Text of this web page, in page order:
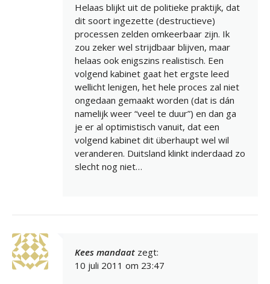
Helaas blijkt uit de politieke praktijk, dat
dit soort ingezette (destructieve)
processen zelden omkeerbaar zijn. Ik
zou zeker wel strijdbaar blijven, maar
helaas ook enigszins realistisch. Een
volgend kabinet gaat het ergste leed
wellicht lenigen, het hele proces zal niet
ongedaan gemaakt worden (dat is dán
namelijk weer “veel te duur”) en dan ga
je er al optimistisch vanuit, dat een
volgend kabinet dit überhaupt wel wil
veranderen. Duitsland klinkt inderdaad zo
slecht nog niet…
Kees mandaat zegt:
10 juli 2011 om 23:47